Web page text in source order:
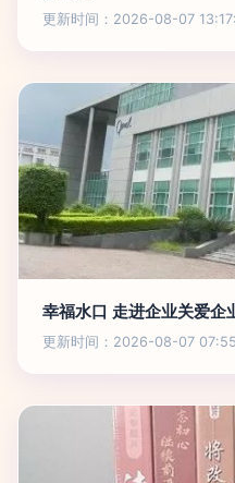
更新时间：2026-08-07
幸福水口 走进企业关爱企
更新时间：2026-08-07